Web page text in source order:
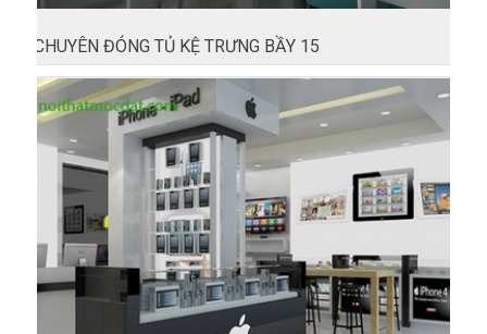
CHUYÊN ĐÓNG TỦ KỆ TRƯNG BẦY 15